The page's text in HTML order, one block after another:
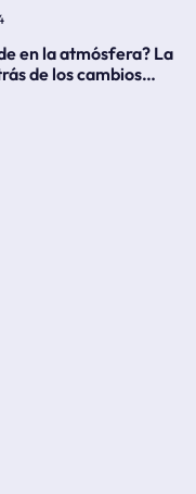
en la atmósfera? La
de los cambios